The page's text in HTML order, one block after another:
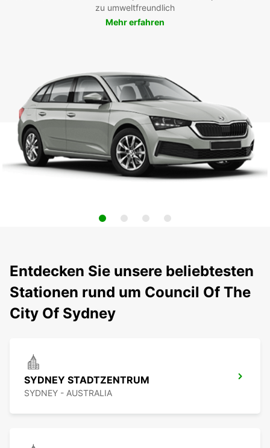
zu umweltfreundlich
Mehr erfahren
Entdecken Sie unsere beliebtesten
Stationen rund um Council Of The
City Of Sydney
SYDNEY STADTZENTRUM
SYDNEY - AUSTRALIA